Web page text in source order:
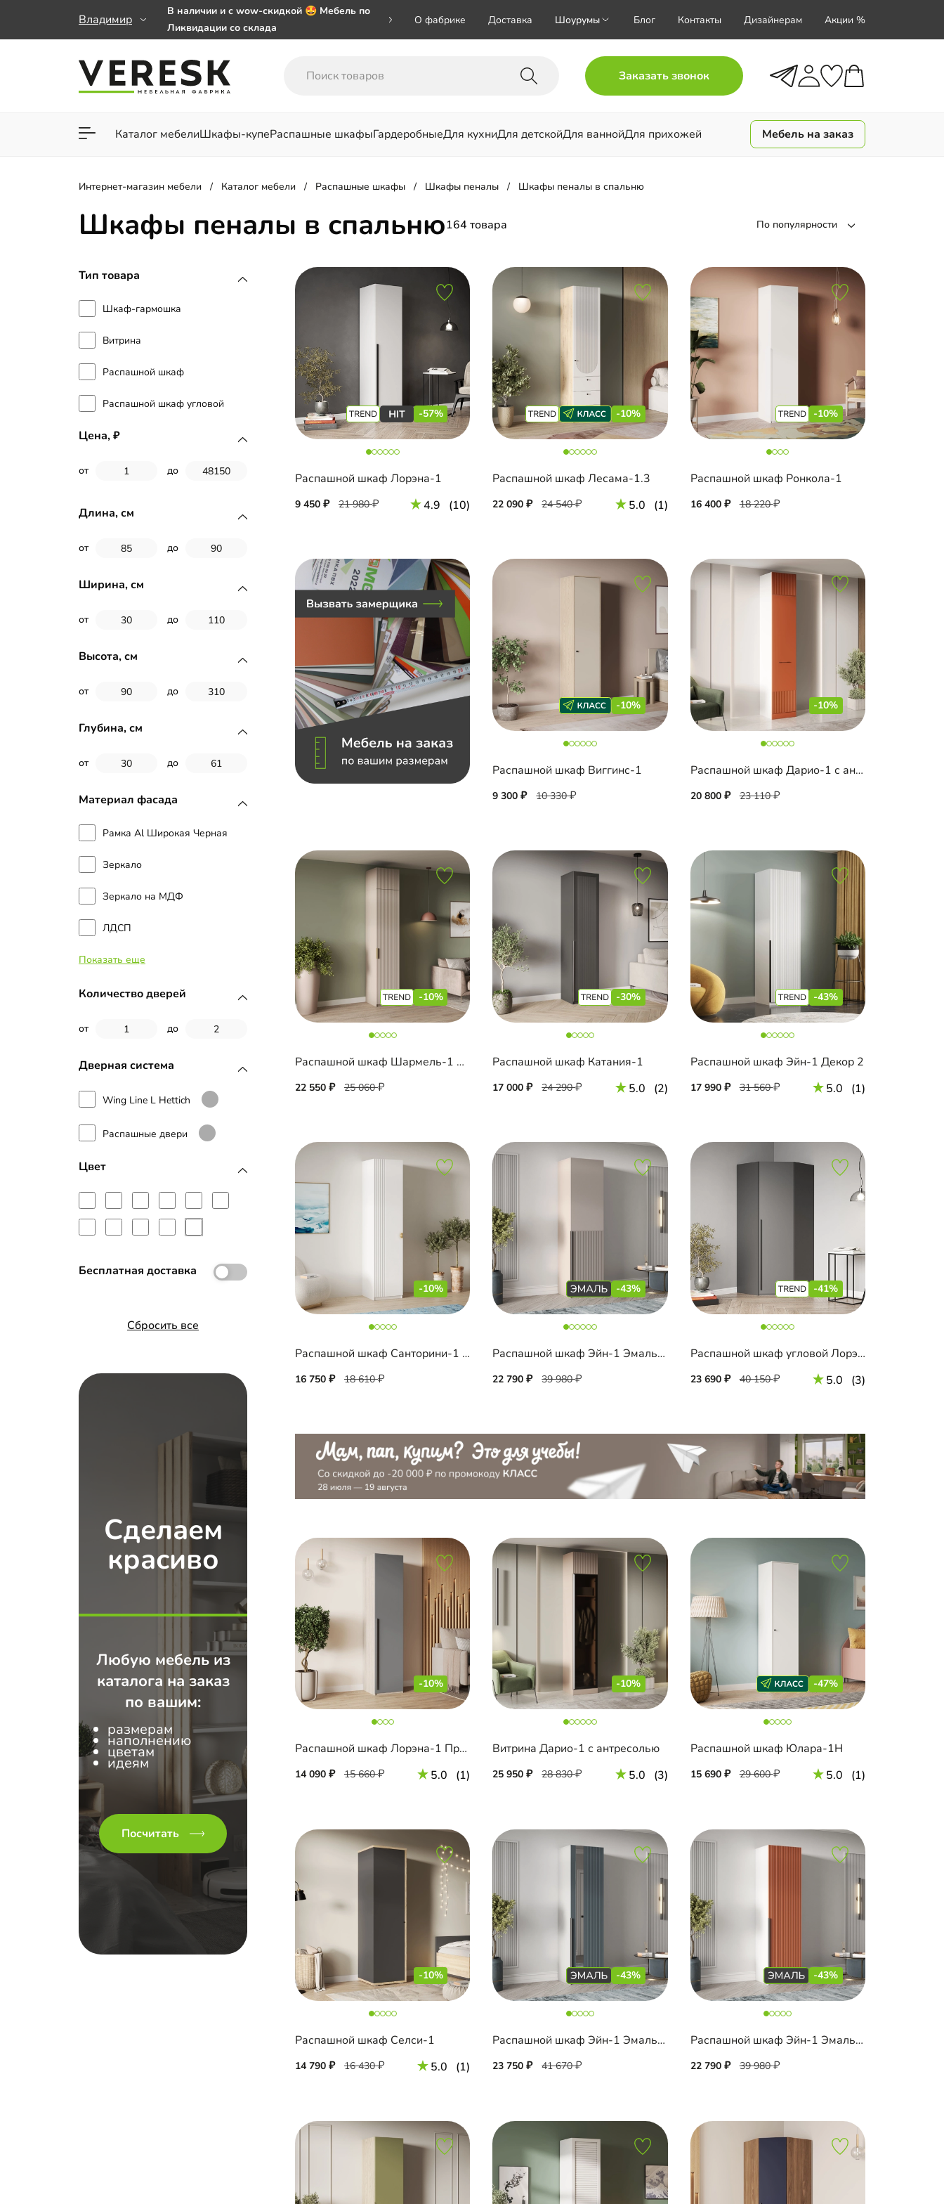
Владимир
В наличии и с wow-скидкой 🤩 Мебель по
Ликвидации со склада
заказе от 50 000 ₽
Важно! Наш Whatsapp переехал на номер
О фабрике Доставка Шоурумы Блог Контакты Дизайнерам Акции %
Заказать звонок
Каталог мебелиШкафы-купеРаспашные шкафыГардеробныеДля кухниДля детскойДля ваннойДля прихожей
Для гостиной Для спальни
Мебель на заказ
Интернет-магазин мебели Каталог мебели Распашные шкафы Шкафы пеналы Шкафы пеналы в спальню
Шкафы пеналы в спальню164 товара По популярности
Тип товара
Шкаф-гармошка
Витрина
Распашной шкаф
Распашной шкаф угловой
Цена,
от до
Длина, см
от до
Ширина, см
от до
Высота, см
от до
Глубина, см
от до
Материал фасада
Рамка Al Широкая Черная
Зеркало
Зеркало на МДФ
ЛДСП
Наборные планки МДФ
Стекло
МДФ с пленкой ПВХ
Показать еще
Количество дверей
от до
Дверная система
Wing Line L Hettich
Распашные двери
Цвет
Бесплатная доставка
Сбросить все
Сделаем
красиво
Любую мебель из
каталога на заказ
по вашим:
размерам
наполнению
цветам
идеям
Посчитать
-57%
Распашной шкаф Лорэна-1
9 450 21 980 4.9 (10)
-10%
Распашной шкаф Лесама-1.3
22 090 24 540 5.0 (1)
-10%
Распашной шкаф Ронкола-1
16 400 18 220
-10%
Распашной шкаф Виггинс-1
9 300 10 330
-10%
Распашной шкаф Дарио-1 с антресолью
20 800 23 110
-10%
Распашной шкаф Шармель-1 Лайф с антресолью
22 550 25 060
-30%
Распашной шкаф Катания-1
17 000 24 290 5.0 (2)
-43%
Распашной шкаф Эйн-1 Декор 2
17 990 31 560 5.0 (1)
-10%
Распашной шкаф Санторини-1 Лайф
16 750 18 610
-43%
Распашной шкаф Эйн-1 Эмаль Декор 1
22 790 39 980
-41%
Распашной шкаф угловой Лорэна-900
23 690 40 150 5.0 (3)
-10%
Распашной шкаф Лорэна-1 Премиум
14 090 15 660 5.0 (1)
-10%
Витрина Дарио-1 с антресолью
25 950 28 830 5.0 (3)
-47%
Распашной шкаф Юлара-1Н
15 690 29 600 5.0 (1)
-10%
Распашной шкаф Селси-1
14 790 16 430 5.0 (1)
-43%
Распашной шкаф Эйн-1 Эмаль Декор 3
23 750 41 670
-43%
Распашной шкаф Эйн-1 Эмаль Декор 2
22 790 39 980